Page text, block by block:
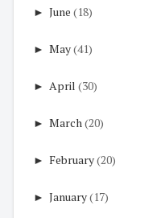
► June (18)
► May(41)
► April (30)
► March(20)
► February(20)
► January(17)